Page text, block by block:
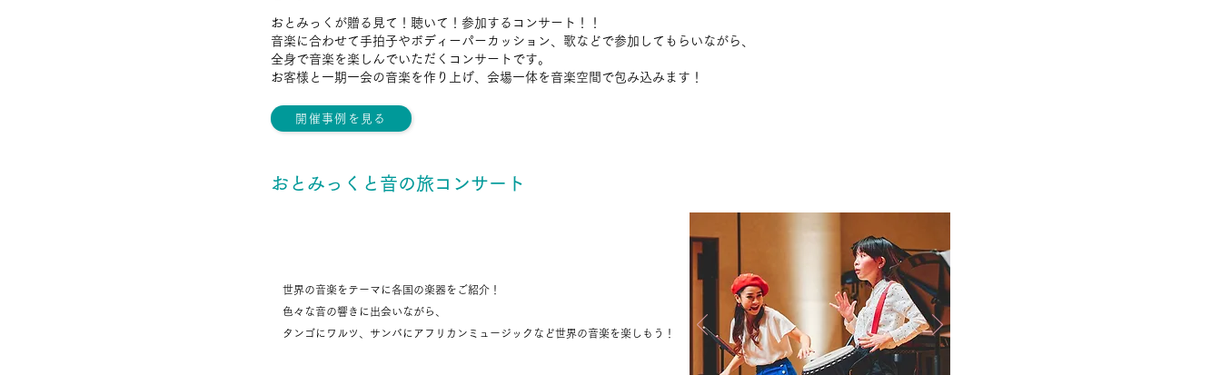
おとみっくが贈る見て！聴いて！参加するコンサート！！
音楽に合わせて手拍子やボディーパーカッション、歌などで参加してもらいながら、
全身で音楽を楽しんでいただくコンサートです。
お客様と一期一会の音楽を作り上げ、会場一体を音楽空間で包み込みます！
開催事例を見る
おとみっくと音の旅コンサート
世界の音楽をテーマに 各国の楽器をご紹介！
色々な音の響きに出会いながら、
タンゴにワルツ、サンバに アフリカンミュージックなど世界の音楽を楽しもう！